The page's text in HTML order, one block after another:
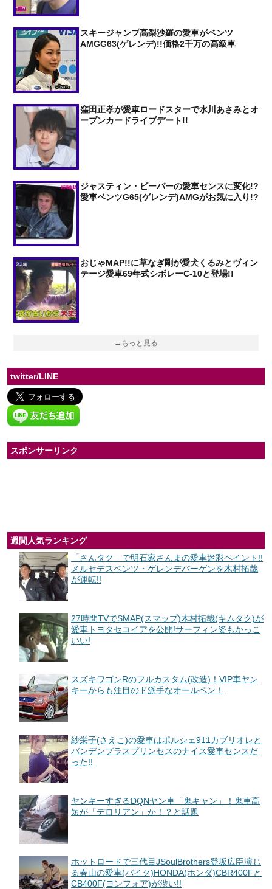
スキージャンプ高梨沙羅の愛車がベンツ
AMGG63(ゲレンデ)!!価格2千万の高級車
窪田正孝が愛車ロードスターで水川あさみとオ
ープンカードライブデート!!
ジャスティン・ビーバーの愛車センスに変化!?
愛車ベンツG65(ゲレンデ)AMGがお気に入り!?
おじゃMAP!!に草なぎ剛が愛犬くるみとヴィン
テージ愛車69年式シボレーC-10と登場!!
→もっと見る
twitter/LINE
スポンサーリンク
週間人気ランキング
「さんタク」で明石家さんまの愛車迷彩ペイント!!
メルセデスベンツ・ゲレンデバーゲンを木村拓哉
が運転!!
27時間TVでSMAP(スマップ)木村拓哉(キムタク)が
愛車トヨタセコイアを公開!サーフィン姿もかっこ
いい!
スズキワゴンRのフルカスタム(改造)！VIP車ヤン
キーからも注目のド派手なオールペン！
紗栄子(さえこ)の愛車はポルシェ911カブリオレと
バンデンプラスプリンセスのナイス愛車センスだ
った!!
ヤンキーすぎるDQNヤン車「鬼キャン」！鬼車高
短が「デロリアン」か！？と話題
ホットロードで三代目JSoulBrothers登坂広臣演じ
る春山の愛車(バイク)HONDA(ホンダ)CBR400Fと
CB400F(ヨンフォア)が渋い!!